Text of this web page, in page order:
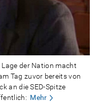
der Nation macht
Tag zuvor bereits von
an die SED-Spitze
Mehr